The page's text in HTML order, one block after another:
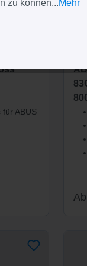
ABUS
Ab
zu können...Mehr